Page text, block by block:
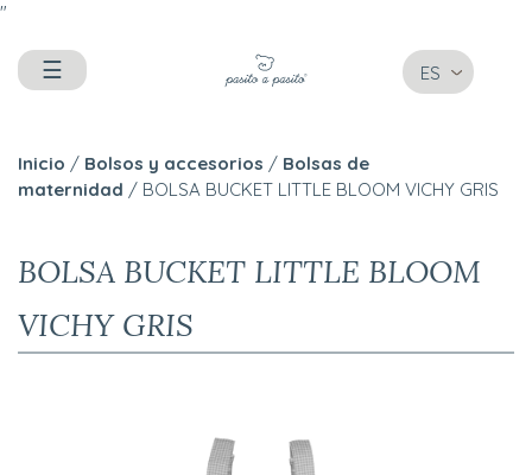
"
☰ ES
Inicio / Bolsos y accesorios / Bolsas de
maternidad / BOLSA BUCKET LITTLE BLOOM VICHY GRIS
BOLSA BUCKET LITTLE BLOOM
VICHY GRIS